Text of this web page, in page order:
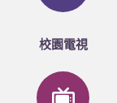
校園電視